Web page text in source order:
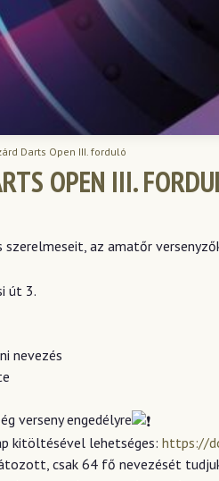
Darts Open III. forduló
OPEN III.
az amatőr
út 3.
nevezés
verseny engedélyre
kitöltésével lehetséges: https://
csak 64 fő nevezését